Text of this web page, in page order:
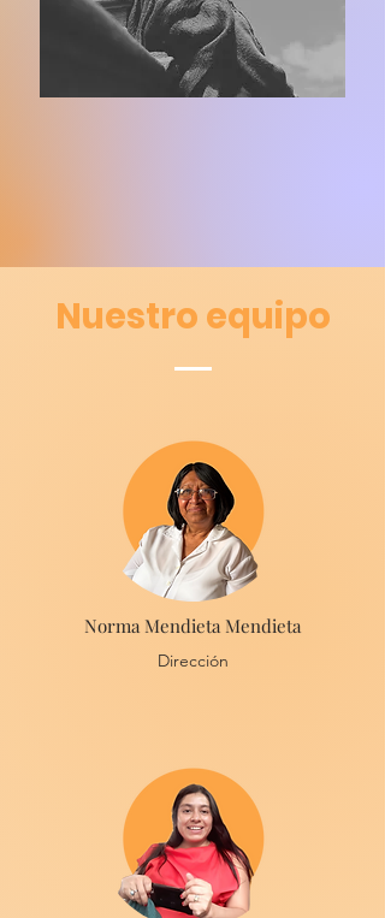
Nuestro equipo
Norma Mendieta Mendieta
Dirección